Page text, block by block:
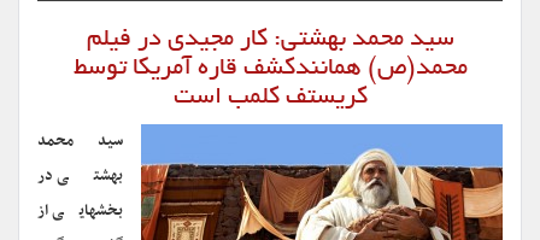
سید محمد بهشتی: کار مجیدی در فیلم
محمد(ص) همانندکشف قاره آمریکا توسط
کریستف کلمب است
سید محمد
بهشتی در
بخشهایی از